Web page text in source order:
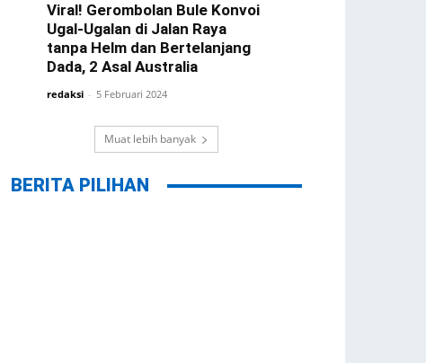
redaksi - 12 Februari 2024
Viral! Gerombolan Bule Konvoi
Ugal-Ugalan di Jalan Raya
tanpa Helm dan Bertelanjang
Dada, 2 Asal Australia
redaksi - 5 Februari 2024
Muat lebih banyak
BERITA PILIHAN